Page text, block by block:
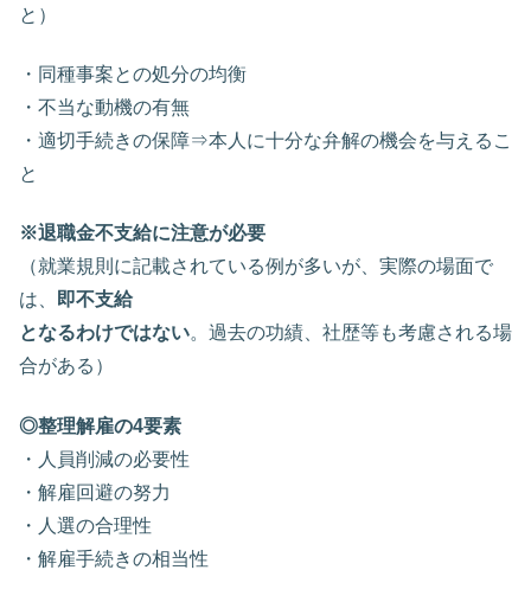
と）
・同種事案との処分の均衡
・不当な動機の有無
・適切手続きの保障⇒本人に十分な弁解の機会を与えるこ
と
※退職金不支給に注意が必要
（就業規則に記載されている例が多いが、実際の場面で
は、
即不支給
となるわけではない。過去の功績、社歴等も考慮される場
合がある）
◎整理解雇の4要素
・人員削減の必要性
・解雇回避の努力
・人選の合理性
・解雇手続きの相当性